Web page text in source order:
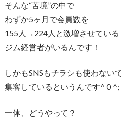
そんな“苦境”の中で
わずか5ヶ月で会員数を
155人→224人と激増させている
ジム経営者がいるんです！
しかもSNSもチラシも使わない
集客しているというんです^０^;
一体、どうやって？